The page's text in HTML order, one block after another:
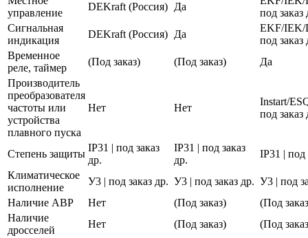
управление
DEKraft (Россия) Да
под заказ
Сигнальная
индикация
DEKraft (Россия) Да
EKF/IEK/
под заказ
Временное
реле, таймер
(Под заказ) (Под заказ)
Да
Производитель
преобразователя
частоты или
устройства
плавного пуска
Нет Нет
Instart/
под заказ
Степень защиты
IP31 | под заказ
др.
IP31 | под заказ
др.
IP31 | под
Климатическое
исполнение
У3 | под заказ др. У3 | под заказ др. У3 | под
Наличие АВР
Нет (Под заказ)
(Под
Наличие
дросселей
Нет (Под заказ)
(Под